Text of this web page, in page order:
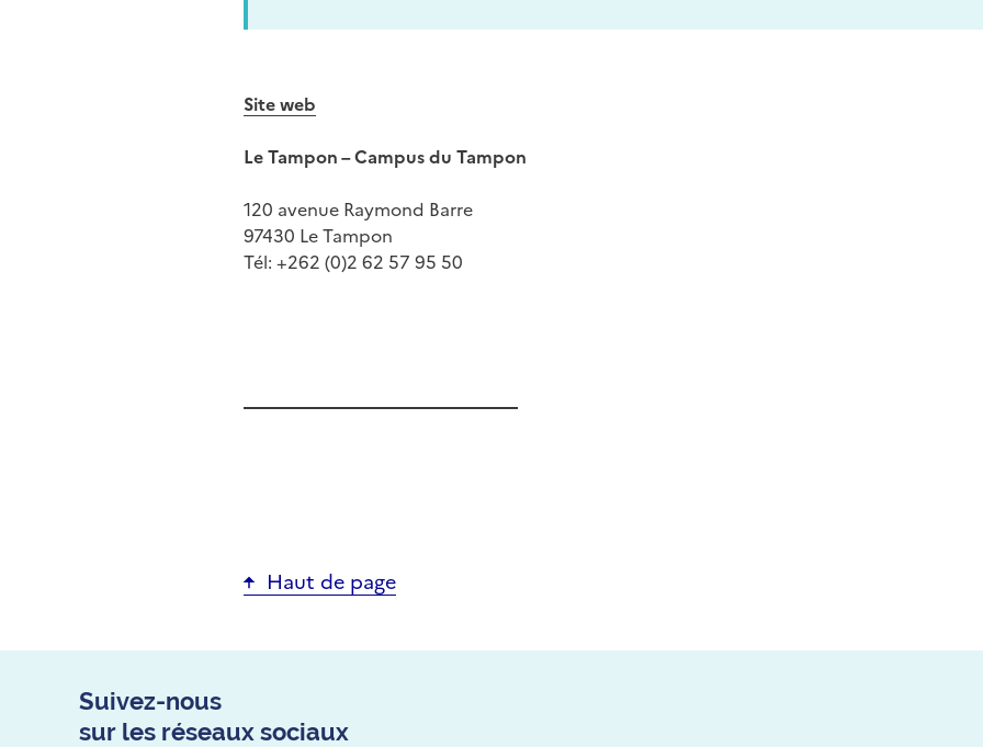
Site web
Le Tampon – Campus du Tampon
120 avenue Raymond Barre
97430 Le Tampon
Tél: +262 (0)2 62 57 95 50
Haut de page
Suivez-nous
sur les réseaux sociaux